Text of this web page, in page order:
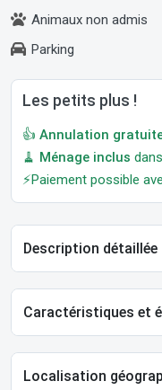
Animaux non admis
Parking
Les petits plus !
👍 Annulation
🧹 Ménage inclus
⚡Paiement possible
Description détaillée
Caractéristiques et
Localisation